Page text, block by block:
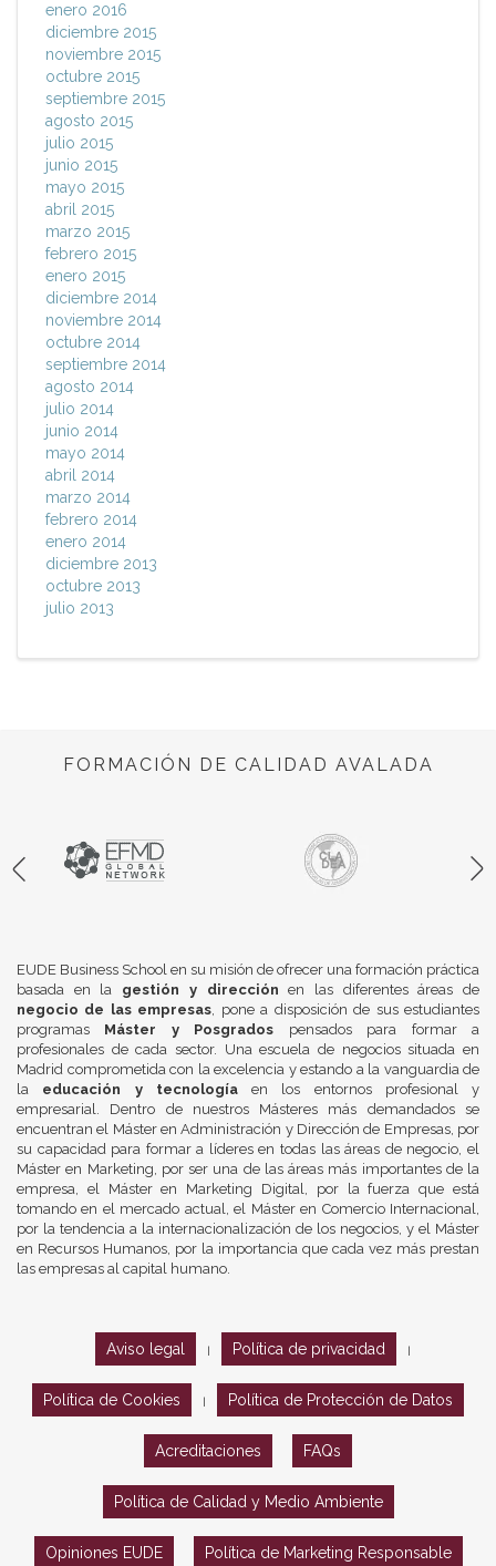
enero 2016
diciembre 2015
noviembre 2015
octubre 2015
septiembre 2015
agosto 2015
julio 2015
junio 2015
mayo 2015
abril 2015
marzo 2015
febrero 2015
enero 2015
diciembre 2014
noviembre 2014
octubre 2014
septiembre 2014
agosto 2014
julio 2014
junio 2014
mayo 2014
abril 2014
marzo 2014
febrero 2014
enero 2014
diciembre 2013
octubre 2013
julio 2013
FORMACIÓN DE CALIDAD AVALADA
EUDE Business School en su misión de ofrecer una formación práctica
basada en la gestión y dirección en las diferentes áreas de
negocio de las empresas, pone a disposición de sus estudiantes
programas Máster y Posgrados pensados para formar a
profesionales de cada sector. Una escuela de negocios situada en
Madrid comprometida con la excelencia y estando a la vanguardia de
la educación y tecnologíaen los entornos profesional y
empresarial. Dentro de nuestros Másteres más demandados se
encuentran el Máster en Administración y Dirección de Empresas, por
su capacidad para formar a líderes en todas las áreas de negocio, el
Máster en Marketing, por ser una de las áreas más importantes de la
empresa, el Máster en Marketing Digital, por la fuerza que está
tomando en el mercado actual, el Máster en Comercio Internacional,
por la tendencia a la internacionalización de los negocios, y el Máster
en Recursos Humanos, por la importancia que cada vez más prestan
las empresas al capital humano.
Aviso legal Política de privacidad
Política de Cookies Política de Protección de Datos
Acreditaciones FAQs
Política de Calidad y Medio Ambiente
Opiniones EUDE Política de Marketing Responsable